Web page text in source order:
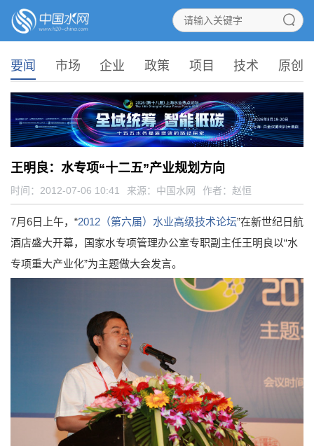
要闻 市场 企业 政策 项目 技术 原创
王明良：水专项“十二五”产业规划方向
时间：2012-07-06 10:41 来源： 中国水网 作者：赵恒
7月6日上午，“2012 （第六届）水业高级技术论坛”在新世纪日航
酒店盛大开幕，国家水专项管理办公室专职副主任王明良以“水
专项重大产业化”为主题做大会发言。